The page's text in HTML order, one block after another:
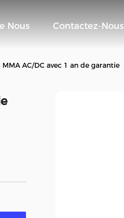
Nous Contactez-Nous
AC/DC avec 1 an de garantie